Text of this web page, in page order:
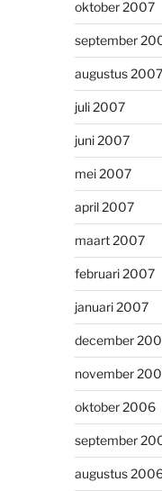
oktober 2007
september
augustus 2007
juli 2007
juni 2007
mei 2007
april 2007
maart 2007
februari 2007
januari 2007
december
november
oktober 2006
september
augustus